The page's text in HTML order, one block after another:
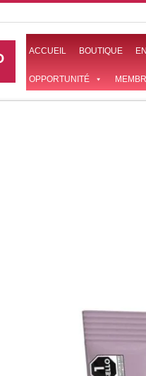
ACCUEIL BOUTIQUE
OPPORTUNITÉ